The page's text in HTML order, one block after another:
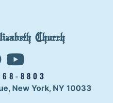
Church
8803
New York, NY 10033